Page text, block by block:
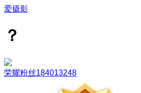
爱摄影
？
荣耀粉丝184013248